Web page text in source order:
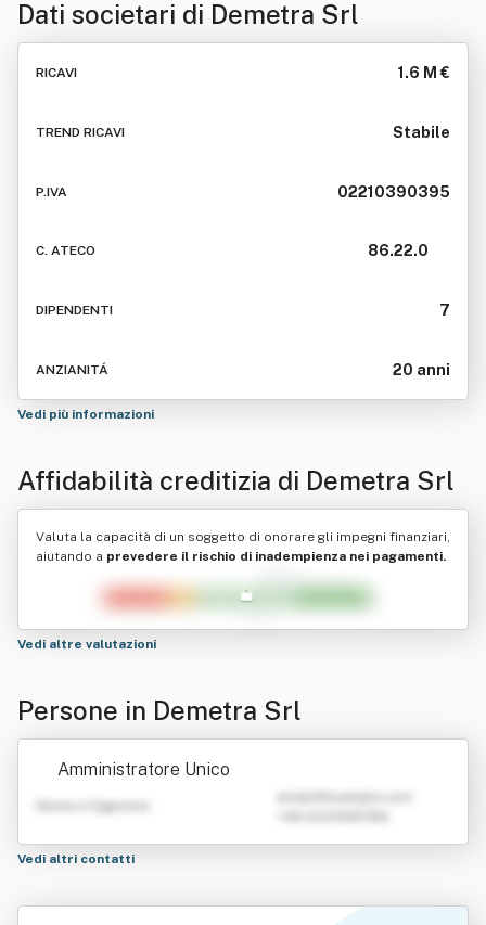
Dati societari di Demetra Srl
RICAVI 1.6 M €
TREND RICAVI Stabile
P.IVA 02210390395
C. ATECO 86.22.0
DIPENDENTI 7
ANZIANITÁ 20 anni
Vedi più informazioni
Affidabilità creditizia di Demetra Srl
Valuta la capacità di un soggetto di onorare gli impegni finanziari,
aiutando a prevedere il rischio di inadempienza nei pagamenti.
Vedi altre valutazioni
Persone in Demetra Srl
Amministratore Unico
Nome e Cognome
Vedi altri contatti